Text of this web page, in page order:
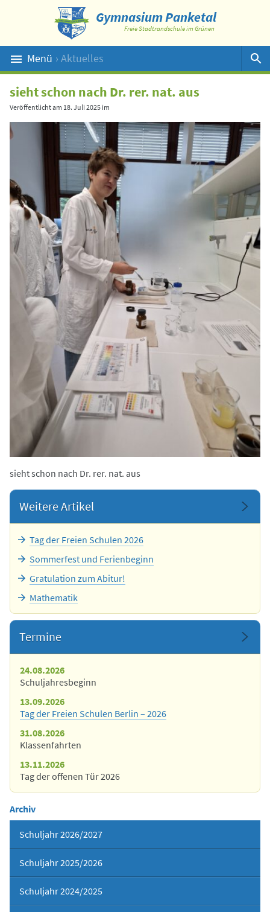
Gymnasium Panketal
Freie Stadtrandschule im Grünen
Menü › Aktuelles
Suche
sieht schon nach Dr. rer. nat. aus
Veröffentlicht am 18. Juli 2025 im
sieht schon nach Dr. rer. nat. aus
Weitere Artikel
Tag der Freien Schulen 2026
Sommerfest und Ferienbeginn
Gratulation zum Abitur!
Mathematik
Termine
24.08.2026
Schuljahresbeginn
13.09.2026
Tag der Freien Schulen Berlin – 2026
31.08.2026
Klassenfahrten
13.11.2026
Tag der offenen Tür 2026
Archiv
Schuljahr 2026/2027
Schuljahr 2025/2026
Schuljahr 2024/2025